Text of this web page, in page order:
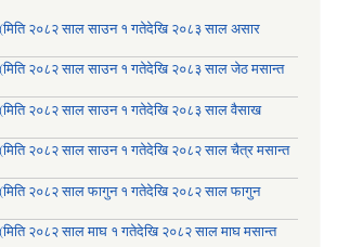
२०८२ साल साउन १ गतेदेखि २०८३ साल असार
२०८२ साल साउन १ गतेदेखि २०८३ साल जेठ मसान्त
२०८२ साल साउन १ गतेदेखि २०८३ साल वैसाख
२०८२ साल साउन १ गतेदेखि २०८२ साल चैत्र मसान्त
२०८२ साल फागुन १ गतेदेखि २०८२ साल फागुन
२०८२ साल माघ १ गतेदेखि २०८२ साल माघ मसान्त